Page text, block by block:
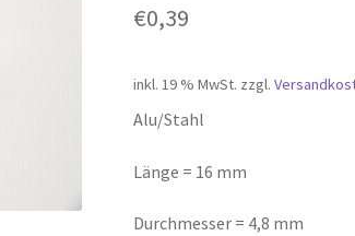
€0,39
inkl. 19 % MwSt. zzgl.
Alu/Stahl
Länge = 16 mm
Durchmesser = 4,8 mm